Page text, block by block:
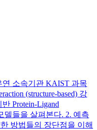
소속기관 KAIST 과목
(structure-based) 강
Protein-Ligand
델들을 살펴본다. 2. 예측
방법들의 장단점을 이해